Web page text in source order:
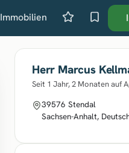
Immobilien
Herr Marcus
Seit 1 Jahr, 2 Monaten auf
39576 Stendal
Sachsen-Anhalt,